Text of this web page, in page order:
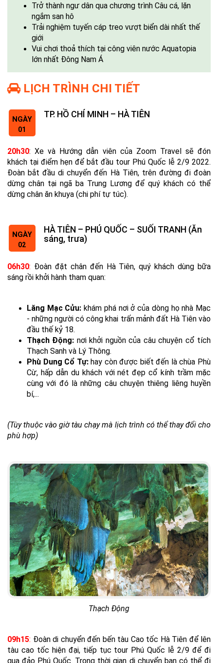
Trở thành ngư dân qua chương trình Câu cá, lặn
ngắm san hô
Trải nghiệm tuyến cáp treo vượt biển dài nhất thế
giới
Vui chơi thoả thích tại công viên nước Aquatopia
lớn nhất Đông Nam Á
LỊCH TRÌNH CHI TIẾT
NGÀY
01
TP. HỒ CHÍ MINH – HÀ TIÊN
20h30:Xe và Hướng dẫn viên của Zoom Travel sẽ đón
khách tại điểm hẹn để bắt đầu tour Phú Quốc lễ 2/9 2022.
Đoàn bắt đầu di chuyển đến Hà Tiên, trên đường đi đoàn
dừng chân tại ngã ba Trung Lương để quý khách có thể
dừng chân ăn khuya (chi phí tự túc).
NGÀY
02
HÀ TIÊN – PHÚ QUỐC – SUỐI TRANH (Ăn
sáng, trưa)
06h30: Đoàn đặt chân đến Hà Tiên, quý khách dùng bữa
sáng rồi khởi hành tham quan:
Lăng Mạc Cửu: khám phá nơi ở của dòng họ nhà Mạc
- những người có công khai trấn mảnh đất Hà Tiên vào
đầu thế kỷ 18.
Thạch Động: nơi khởi nguồn của câu chuyện cổ tích
Thạch Sanh và Lý Thông.
Phù Dung Cổ Tự:hay còn được biết đến là chùa Phù
Cừ, hấp dẫn du khách với nét đẹp cổ kính trầm mặc
cùng với đó là những câu chuyện thiêng liêng huyền
bí,...
(Tùy thuộc vào giờ tàu chạy mà lịch trình có thể thay đổi cho
phù hợp)
Thạch Động
09h15: Đoàn di chuyển đến bến tàu Cao tốc Hà Tiên để lên
tàu cao tốc hiện đại, tiếp tục tour Phú Quốc lễ 2/9 để đi
qua đảo Phú Quốc. Trong thời gian di chuyển bạn có thể đi